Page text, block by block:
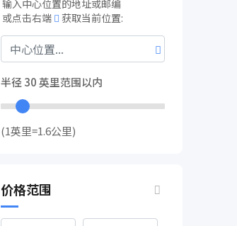
输入中心位置的地址或邮编
或点击右端
获取当前位置:
半径30英里范围以内
(1英里=1.6公里)
价格范围